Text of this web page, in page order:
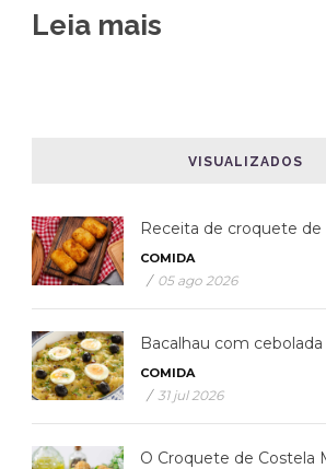
Leia mais
VISUALIZADOS
Receita de croquete de
COMIDA
/ 05 ago 2026
Bacalhau com
COMIDA
/ 31 jul 2026
O Croquete de Costela